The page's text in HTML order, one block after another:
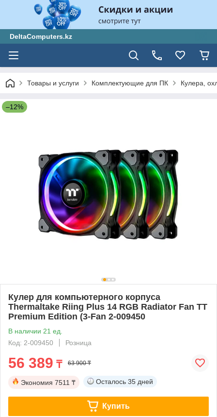
DeltaComputers.kz
Товары и услуги Комплектующие для ПК Кулера,
–12%
Кулер для компьютерного корпуса
Thermaltake Riing Plus 14 RGB Radiator Fan TT
Premium Edition (3-Fan 2-009450
В наличии 21 ед.
Код: 2-009450
Розница
56 389 ₸ 63 900 ₸
Экономия 7511 ₸ Осталось 35 дней
Купить